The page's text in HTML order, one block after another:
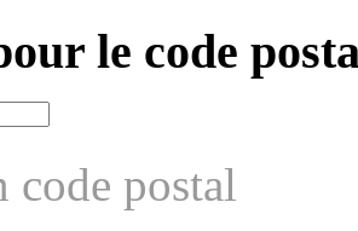
le code
code postal